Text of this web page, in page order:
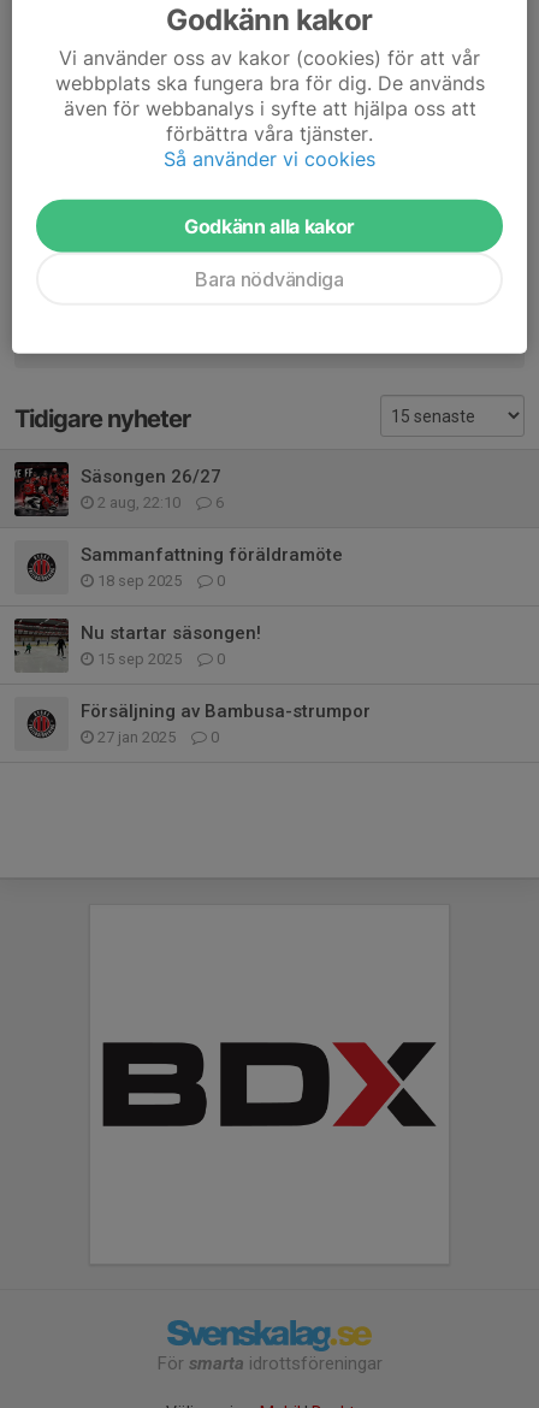
Freja säger nej, men vet inte om hon är inräknad här ens.
Jonathan Malm 3 aug, 00:01
både våra barn vill spela, Svante som är född 17 borde
väll gå bra. men hur blir det med Algot som är född 14?
Matilda Marklund3 aug, 10:29
Vi måste först och främst få en bild av hur många som
Tidigare nyheter
Säsongen 26/27
2 aug, 22:10 6
Sammanfattning föräldramöte
18 sep 2025 0
Nu startar säsongen!
15 sep 2025 0
Försäljning av Bambusa-strumpor
27 jan 2025 0
För smarta idrottsföreningar
Godkänn kakor
Vi använder oss av kakor (cookies) för att vår
webbplats ska fungera bra för dig. De används
även för webbanalys i syfte att hjälpa oss att
förbättra våra tjänster.
Så använder vi cookies
Godkänn alla kakor
Bara nödvändiga